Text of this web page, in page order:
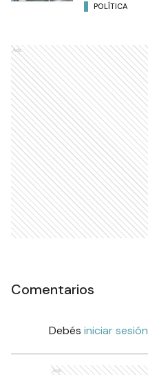
POLÍTICA
Ads
Comentarios
Debés iniciar sesión
Ads